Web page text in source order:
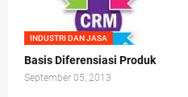
INDUSTRI DAN JASA
Basis Diferensiasi Produk
September 05, 2013